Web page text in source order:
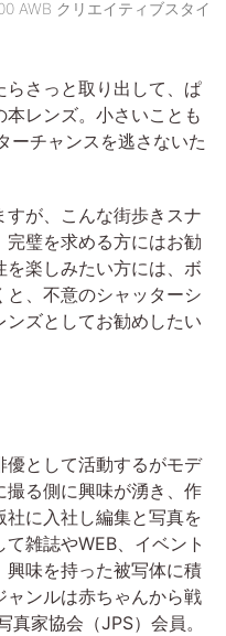
AWB クリエイティブスタイ
らさっと取り出して、ぱ
レンズ。小さいことも
ーチャンスを逃さないた
が、こんな街歩きスナ
璧を求める方にはお勧
楽しみたい方には、ボ
、不意のシャッターシ
ズとしてお勧めしたい
として活動するがモデ
撮る側に興味が湧き、作
に入社し編集と写真を
雑誌やWEB、イベント
味を持った被写体に積
ンルは赤ちゃんから戦
家協会（JPS）会員。